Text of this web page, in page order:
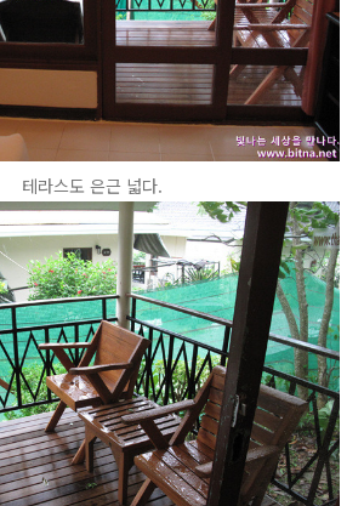
테라스도 은근 넓다.